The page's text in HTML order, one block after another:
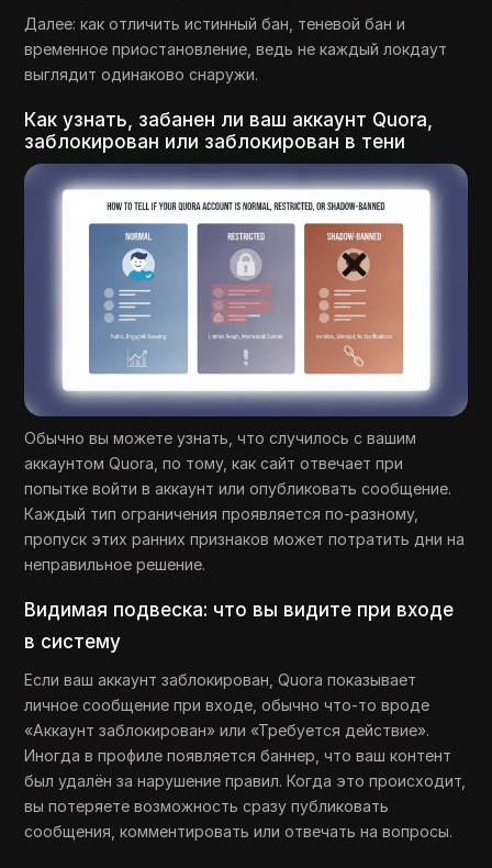
Далее: как отличить истинный бан, теневой бан и
временное приостановление, ведь не каждый локдаут
выглядит одинаково снаружи.
Как узнать, забанен ли ваш аккаунт Quora,
заблокирован или заблокирован в тени
Обычно вы можете узнать, что случилось с вашим
аккаунтом Quora, по тому, как сайт отвечает при
попытке войти в аккаунт или опубликовать сообщение.
Каждый тип ограничения проявляется по-разному,
пропуск этих ранних признаков может потратить дни на
неправильное решение.
Видимая подвеска: что вы видите при входе
в систему
Если ваш аккаунт заблокирован, Quora показывает
личное сообщение при входе, обычно что-то вроде
«Аккаунт заблокирован» или «Требуется действие».
Иногда в профиле появляется баннер, что ваш контент
был удалён за нарушение правил. Когда это происходит,
вы потеряете возможность сразу публиковать
сообщения, комментировать или отвечать на вопросы.